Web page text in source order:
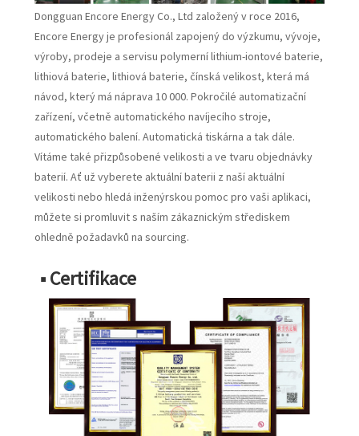
Dongguan Encore Energy Co., Ltd založený v roce 2016,
Encore Energy je profesionál zapojený do výzkumu, vývoje,
výroby, prodeje a servisu polymerní lithium-iontové baterie,
lithiová baterie, lithiová baterie, čínská velikost, která má
návod, který má náprava 10 000. Pokročilé automatizační
zařízení, včetně automatického navíjecího stroje,
automatického balení. Automatická tiskárna a tak dále.
Vítáme také přizpůsobené velikosti a ve tvaru objednávky
baterií. Ať už vyberete aktuální baterii z naší aktuální
velikosti nebo hledá inženýrskou pomoc pro vaši aplikaci,
můžete si promluvit s naším zákaznickým střediskem
ohledně požadavků na sourcing.
■ Certifikace